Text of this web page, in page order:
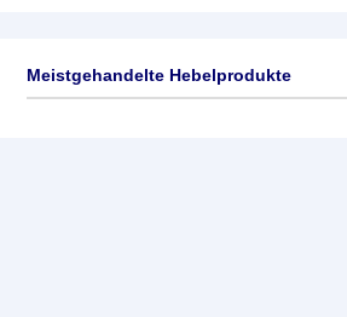
Meistgehandelte Hebelprodukte